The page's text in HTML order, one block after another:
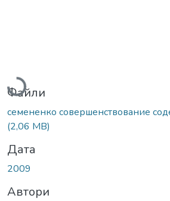
Вантажиться...
Файли
семененко совершенствование
(2,06 MB)
Дата
2009
Автори